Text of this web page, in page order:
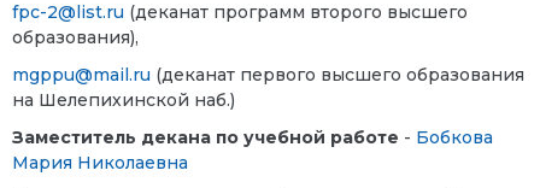
fpc-2@list.ru (деканат программ второго высшего
образования),
mgppu@mail.ru (деканат первого высшего образования
на Шелепихинской наб.)
Заместитель декана по учебной работе - Бобкова
Мария Николаевна